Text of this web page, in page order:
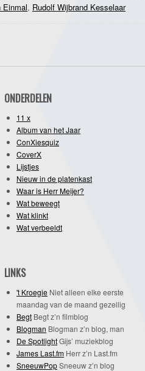
Einmal, Rudolf Wijbrand Kesselaar
ONDERDELEN
11 x
Album van het Jaar
ConXiesquiz
CoverX
Lijstjes
Nieuw in de platenkast
Waar is Herr Meijer?
Wat beweegt
Wat klinkt
Wat verbeeldt
LINKS
't Kroegie Niet alleen elke eerste
maandag van de maand gezellig
Begt Begt z’n filmblog
Blogman Blogman z’n blog, man
De SpotlightGijs’ muziekblog
James Last.fm Herr z’n Last.fm
SneeuwPopSneeuw z’n blog